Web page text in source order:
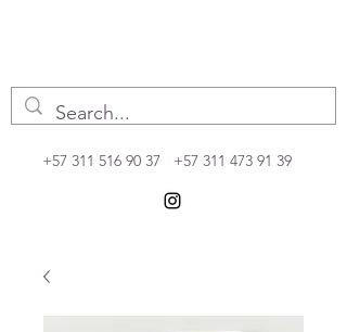
+57 311 516 90 37 +57 311 473 91 39